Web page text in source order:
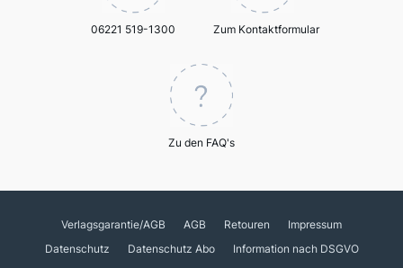
06221 519-1300 Zum Kontaktformular
Zu den FAQ's
Verlagsgarantie/AGB AGB Retouren
Impressum
Datenschutz
Datenschutz Abo
Information nach DSGVO